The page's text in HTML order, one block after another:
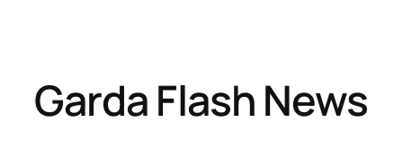
Garda Flash News